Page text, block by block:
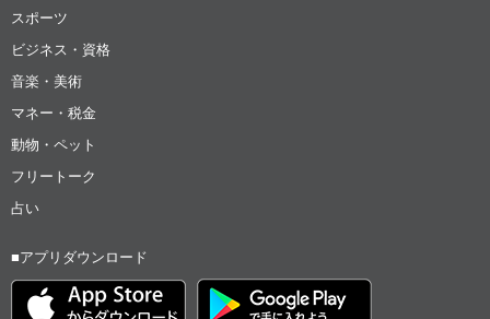
スポーツ
ビジネス・資格
音楽・美術
マネー・税金
動物・ペット
フリートーク
占い
■アプリダウンロード